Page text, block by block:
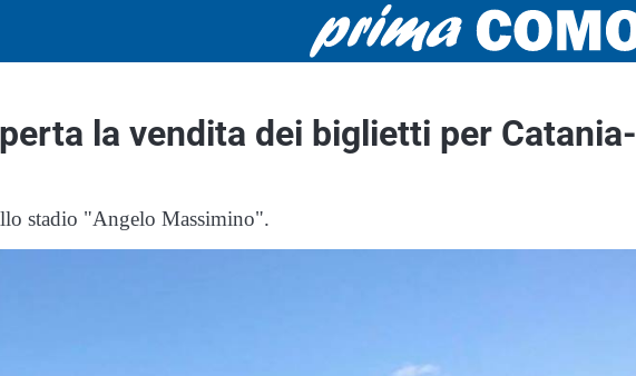
la vendita dei biglietti per Catania-
stadio "Angelo Massimino".